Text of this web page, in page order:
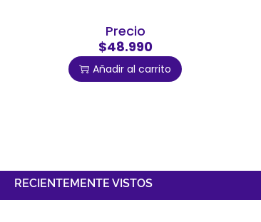
Precio
$48.990
Añadir al carrito
RECIENTEMENTE VISTOS